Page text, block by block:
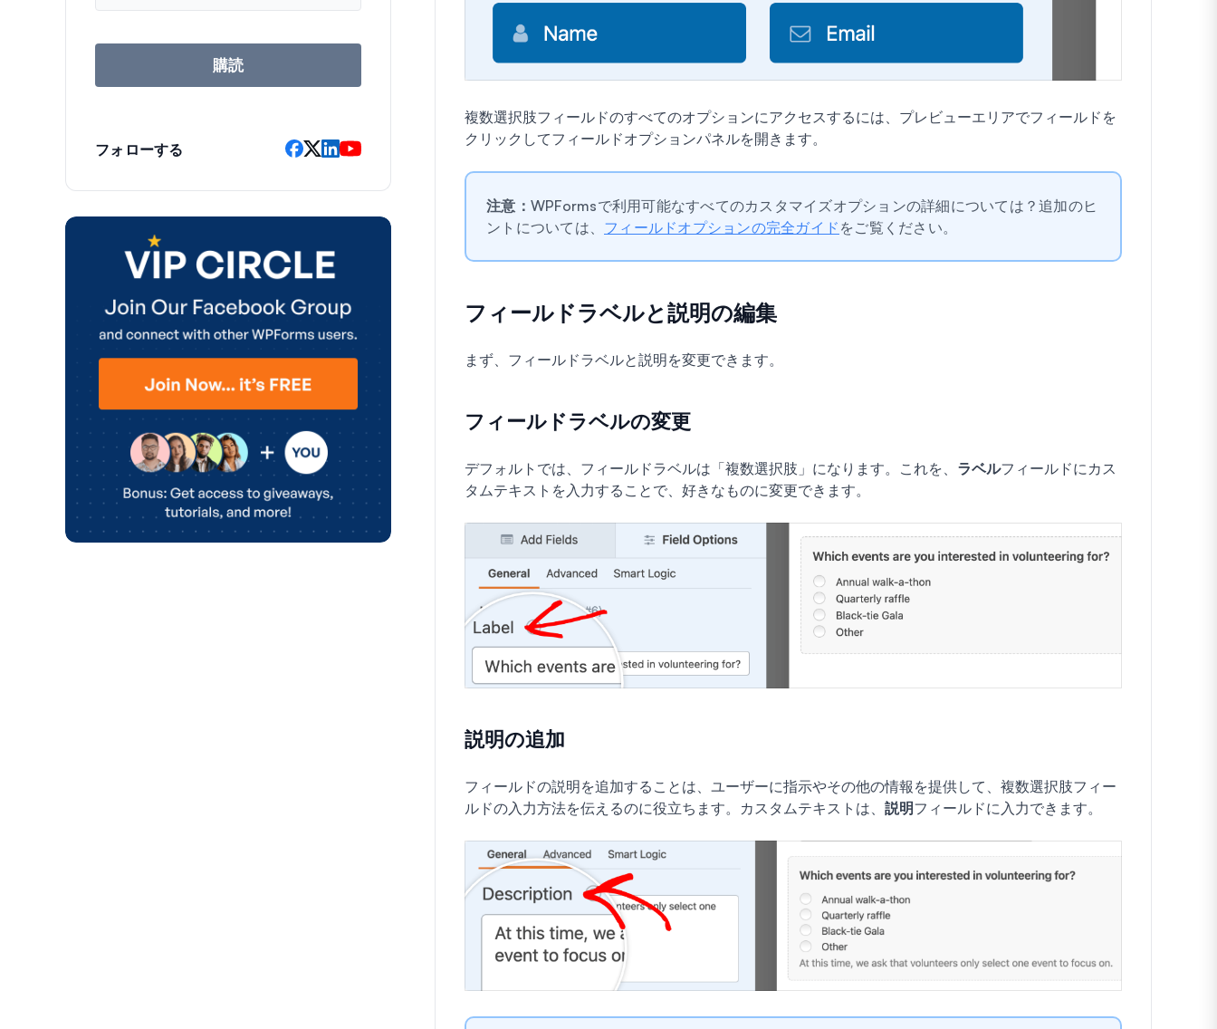
複数選択肢フィールドのすべてのオプションにアクセスするには、プレビューエリアでフィールドを
クリックしてフィールドオプションパネルを開きます。
注意： WPFormsで利用可能なすべてのカスタマイズオプションの詳細については？追加のヒ
ントについては、 フィールドオプションの完全ガイド をご覧ください。
フィールドラベルと説明の編集
まず、フィールドラベルと説明を変更できます。
フィールドラベルの変更
デフォルトでは、フィールドラベルは「複数選択肢」になります。これを、 ラベルフィールドにカス
タムテキストを入力することで、好きなものに変更できます。
説明の追加
フィールドの説明を追加することは、ユーザーに指示やその他の情報を提供して、複数選択肢フィー
ルドの入力方法を伝えるのに役立ちます。カスタムテキストは、 説明フィールドに入力できます。
ル
ド
購読
フォローする